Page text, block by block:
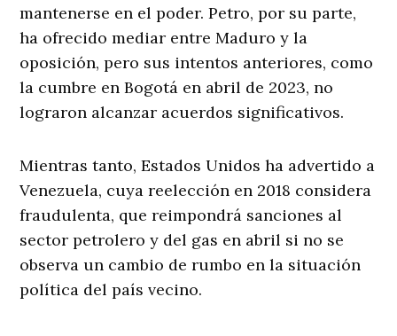
mantenerse en el poder. Petro, por su parte,
ha ofrecido mediar entre Maduro y la
oposición, pero sus intentos anteriores, como
la cumbre en Bogotá en abril de 2023, no
lograron alcanzar acuerdos significativos.
Mientras tanto, Estados Unidos ha advertido a
Venezuela, cuya reelección en 2018 considera
fraudulenta, que reimpondrá sanciones al
sector petrolero y del gas en abril si no se
observa un cambio de rumbo en la situación
política del país vecino.